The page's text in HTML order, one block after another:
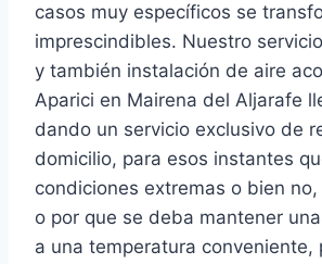
casos muy específicos se
imprescindibles. Nuestro
y también instalación de aire
Aparici en Mairena del Aljarafe
dando un servicio exclusivo de
domicilio, para esos instantes
condiciones extremas o bien
o por que se deba mantener
a una temperatura conveniente,